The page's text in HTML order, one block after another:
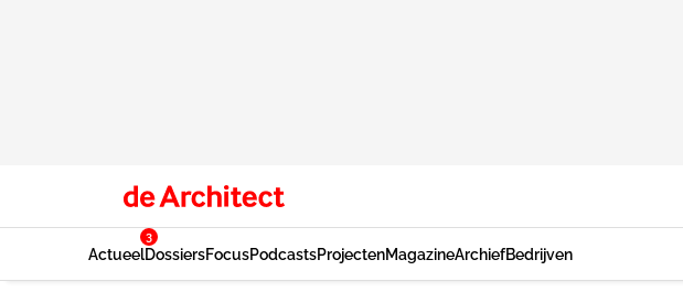
Actueel
3
DossiersFocusPodcastsProjectenMagazineArchiefBedrijven